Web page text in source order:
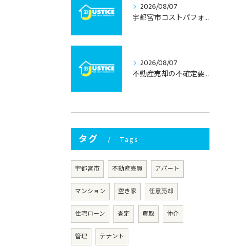
2026/08/07
宇都宮市コストパフォーマンス住宅の選び方と栃木県宇都宮市で失敗しない見極めポイント
2026/08/07
不動産売却の不確定要素と栃木県宇都宮市で押さえるべきリスク回避術
タグ Tags
宇都宮市 不動産売買 アパート
マンション 空き家 任意売却
住宅ローン 査定 買取 仲介
管理 テナント